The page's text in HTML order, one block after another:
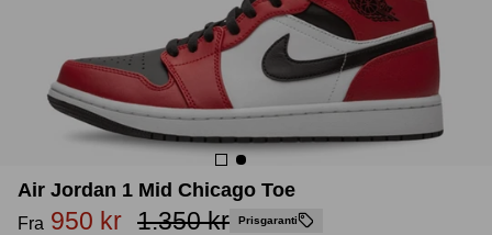
UGG
Jordans
BAPE - A Bathing Ape
TSS Collection
Accessories Sneaker boks
Air Jordan 1 Mid Chicago Toe
Fra 950 kr 1.350 kr Prisgaranti